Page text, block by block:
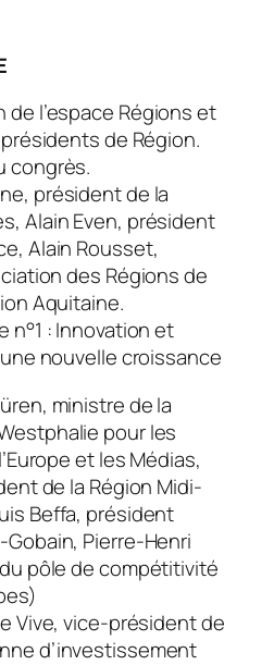
l’espace Régions et
de Région.
congrès.
président de la
Alain Even, président
Alain Rousset,
des Régions de
Aquitaine.
n°1 : Innovation et
nouvelle croissance
ministre de la
pour les
et les Médias,
de la Région Midi-
Beffa, président
Pierre-Henri
pôle de compétitivité
Vive, vice-président de
d’investissement